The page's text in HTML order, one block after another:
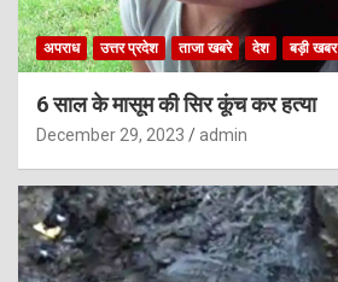
अपराध उत्तर प्रदेश ताजा खबरे देश बड़ी खबर
6 साल के मासूम की सिर कूंच कर हत्या
December 29, 2023 admin